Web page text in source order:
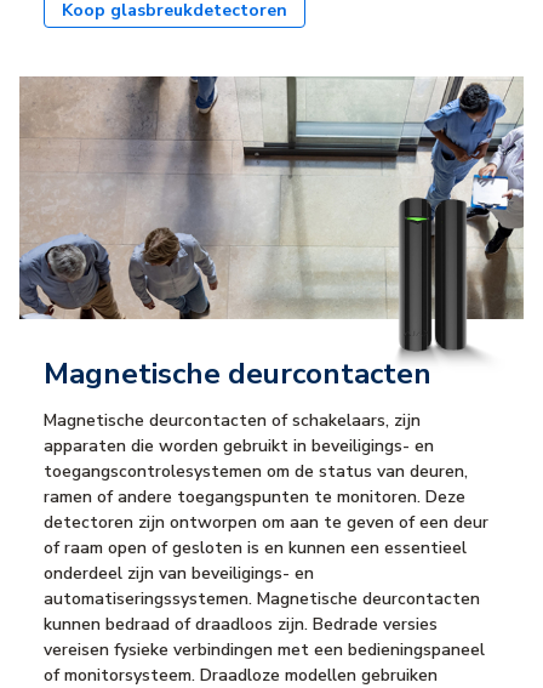
Koop glasbreukdetectoren
Magnetische deurcontacten
Magnetische deurcontacten of schakelaars, zijn
apparaten die worden gebruikt in beveiligings- en
toegangscontrolesystemen om de status van deuren,
ramen of andere toegangspunten te monitoren. Deze
detectoren zijn ontworpen om aan te geven of een deur
of raam open of gesloten is en kunnen een essentieel
onderdeel zijn van beveiligings- en
automatiseringssystemen. Magnetische deurcontacten
kunnen bedraad of draadloos zijn. Bedrade versies
vereisen fysieke verbindingen met een bedieningspaneel
of monitorsysteem. Draadloze modellen gebruiken